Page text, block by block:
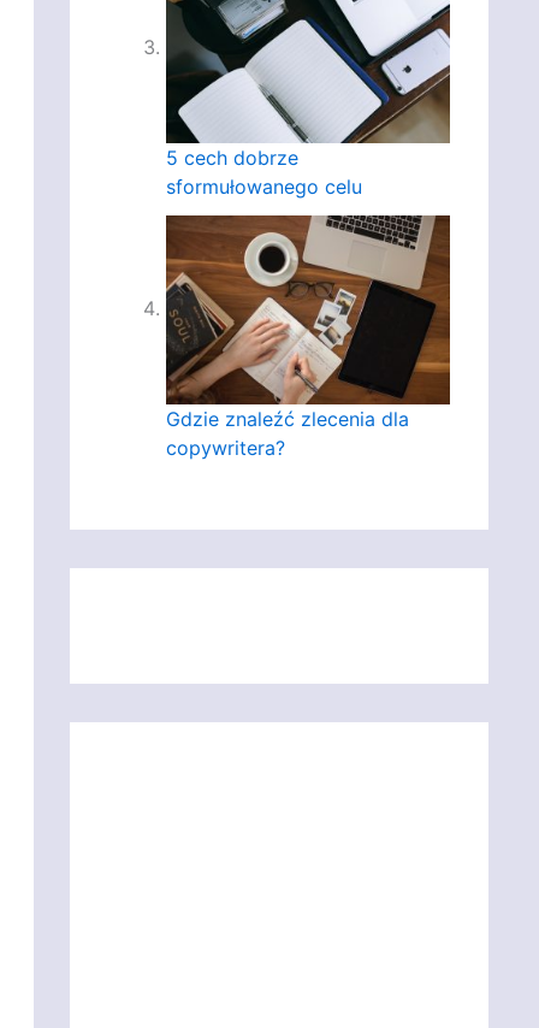
5 cech dobrze
sformułowanego celu
Gdzie znaleźć zlecenia dla
copywritera?